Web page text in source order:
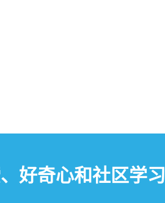
好奇心和社区学